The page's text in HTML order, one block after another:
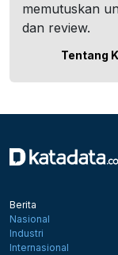
memutuskan
dan review.
Tentang
Berita
Nasional
Industri
Internasional